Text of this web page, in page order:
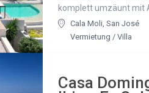
komplett umzäunt mit
Cala Moli San José
Vermietung / Villa
Casa